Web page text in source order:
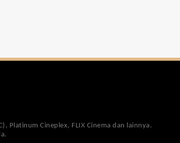
Platinum Cineplex, FLIX Cinema dan lainnya.